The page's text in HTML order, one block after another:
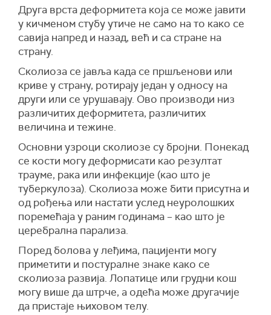
Друга врста деформитета која се може јавити
у кичменом стубу утиче не само на то како се
савија напред и назад, већ и са стране на
страну.
Сколиоза се јавља када се пршљенови или
криве у страну, ротирају један у односу на
други или се урушавају. Ово производи низ
различитих деформитета, различитих
величина и тежине.
Основни узроци сколиозе су бројни. Понекад
се кости могу деформисати као резултат
трауме, рака или инфекције (као што је
туберкулоза). Сколиоза може бити присутна и
од рођења или настати услед неуролошких
поремећаја у раним годинама – као што је
церебрална парализа.
Поред болова у леђима, пацијенти могу
приметити и постуралне знаке како се
сколиоза развија. Лопатице или грудни кош
могу више да штрче, а одећа може другачије
да пристаје њиховом телу.